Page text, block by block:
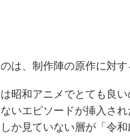
は、制作陣の原作に対す
昭和アニメでとても良
いエピソードが挿入さ
か見ていない層が「令